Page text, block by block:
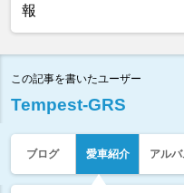
報
この記事を書いたユーザー
Tempest-GRS
ブログ 愛車紹介 アル